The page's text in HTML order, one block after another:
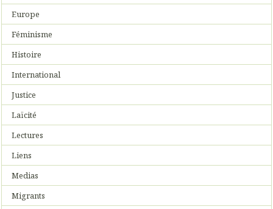
Europe
Féminisme
Histoire
International
Justice
Laïcité
Lectures
Liens
Medias
Migrants